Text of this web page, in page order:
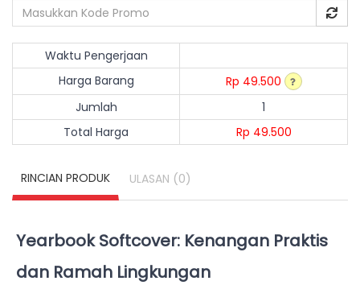
Waktu Pengerjaan
Harga Barang
Rp 49.500
Jumlah
1
Total Harga
Rp 49.500
RINCIAN PRODUK ULASAN (0)
Yearbook Softcover: Kenangan Praktis
dan Ramah Lingkungan